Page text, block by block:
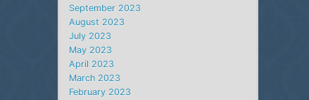
September 2023
August 2023
July 2023
May 2023
April 2023
March 2023
February 2023